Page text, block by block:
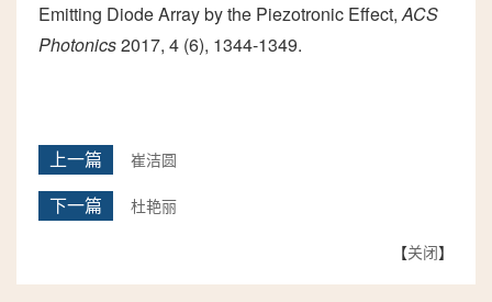
Emitting Diode Array by the Piezotronic Effect,ACS
Photonics2017, 4 (6), 1344-1349.
上一篇 崔洁圆
下一篇 杜艳丽
【关闭】